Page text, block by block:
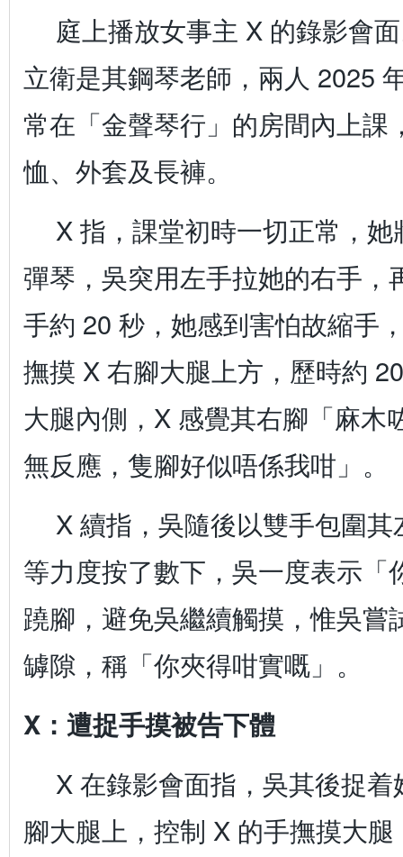
庭上播放女事主 X 的錄影會
立衛是其鋼琴老師，兩人 2025
常在「金聲琴行」的房間內上課
恤、外套及長褲。
X 指，課堂初時一切正常，
彈琴，吳突用左手拉她的右手，
手約 20 秒，她感到害怕故縮手
撫摸 X 右腳大腿上方，歷時約
大腿內側，X 感覺其右腳「麻木
無反應，隻腳好似唔係我咁」。
X 續指，吳隨後以雙手包圍
等力度按了數下，吳一度表示「
蹺腳，避免吳繼續觸摸，惟吳嘗
罅隙，稱「你夾得咁實嘅」。
X：遭捉手摸被告下體
X 在錄影會面指，吳其後捉
腳大腿上，控制 X 的手撫摸大